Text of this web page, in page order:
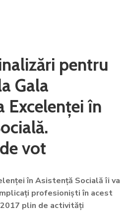
pentru
Gala
Excelenței în
vot
în Asistență Socială îi va
profesioniști în acest
2017 plin de activități